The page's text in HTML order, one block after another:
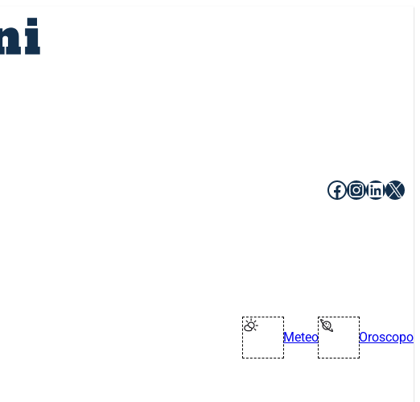
Facebook
X
Meteo Oroscopo